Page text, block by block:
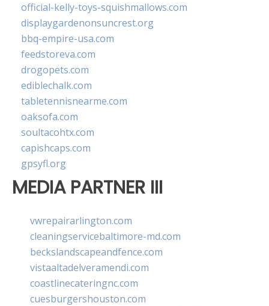
official-kelly-toys-squishmallows.com
displaygardenonsuncrest.org
bbq-empire-usa.com
feedstoreva.com
drogopets.com
ediblechalk.com
tabletennisnearme.com
oaksofa.com
soultacohtx.com
capishcaps.com
gpsyfl.org
MEDIA PARTNER III
vwrepairarlington.com
cleaningservicebaltimore-md.com
beckslandscapeandfence.com
vistaaltadelveramendi.com
coastlinecateringnc.com
cuesburgershouston.com